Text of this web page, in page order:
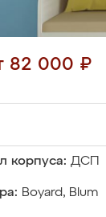
82 000 ₽
корпуса: ДСП
Boyard, Blum